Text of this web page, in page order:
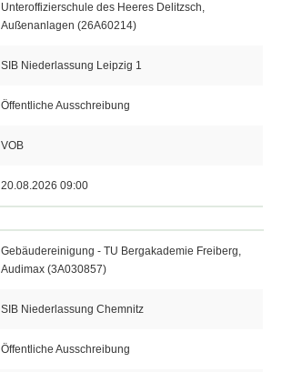
Unteroffizierschule des Heeres Delitzsch,
Außenanlagen (26A60214)
SIB Niederlassung Leipzig 1
Öffentliche Ausschreibung
VOB
20.08.2026 09:00
Gebäudereinigung - TU Bergakademie Freiberg,
Audimax (3A030857)
SIB Niederlassung Chemnitz
Öffentliche Ausschreibung